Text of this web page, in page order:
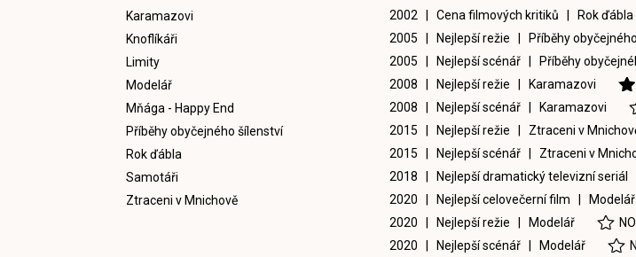
Karamazovi
Knoflíkáři
Limity
Modelář
Mňága - Happy End
Příběhy obyčejného šílenství
Rok ďábla
Samotáři
Ztraceni v Mnichově
2002 | Cena filmových kritiků |
Rok ďábla
2005 | Nejlepší režie |
Příběhy
2005 | Nejlepší scénář |
Příběhy
2008 | Nejlepší režie |
Karamazovi
2008 | Nejlepší scénář |
Karamazovi
2015 | Nejlepší režie | Ztraceni v
2015 | Nejlepší scénář | Ztraceni v
2018 | Nejlepší dramatický televizní seriál
2020 | Nejlepší celovečerní film |
Modelář
2020 | Nejlepší režie |
Modelář
2020 | Nejlepší scénář |
Modelář